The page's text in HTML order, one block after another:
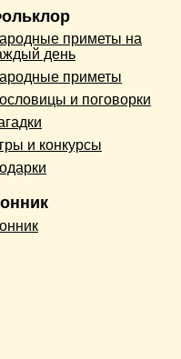
приметы на
день
приметы
и поговорки
и конкурсы